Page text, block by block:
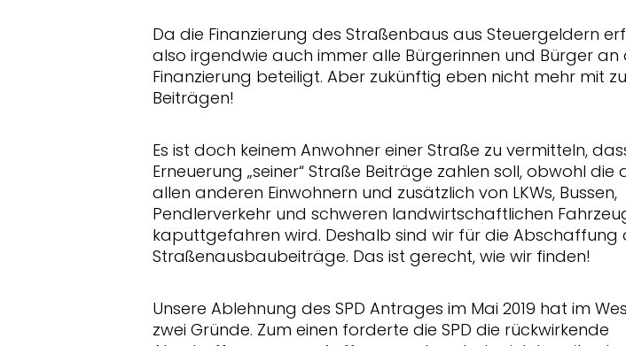
Da die Finanzierung des Straßenbaus aus Steuergeldern
also irgendwie auch immer alle Bürgerinnen und Bürger an
Finanzierung beteiligt. Aber zukünftig eben nicht mehr mit
Beiträgen!
Es ist doch keinem Anwohner einer Straße zu vermitteln,
Erneuerung „seiner“ Straße Beiträge zahlen soll, obwohl die
allen anderen Einwohnern und zusätzlich von LKWs, Bussen,
Pendlerverkehr und schweren landwirtschaftlichen
kaputtgefahren wird. Deshalb sind wir für die Abschaffung
Straßenausbaubeiträge. Das ist gerecht, wie wir finden!
Unsere Ablehnung des SPD Antrages im Mai 2019 hat im
zwei Gründe. Zum einen forderte die SPD die rückwirkende